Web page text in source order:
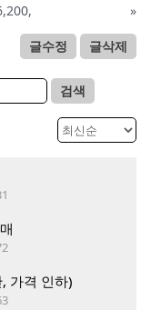
»
글수정 글삭제
검색
가격 인하)